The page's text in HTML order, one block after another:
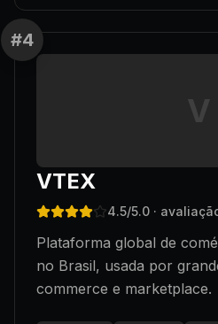
#4
V
VTEX
4.5/5.0 ·
Plataforma global de
no Brasil, usada por
commerce e marketplace.